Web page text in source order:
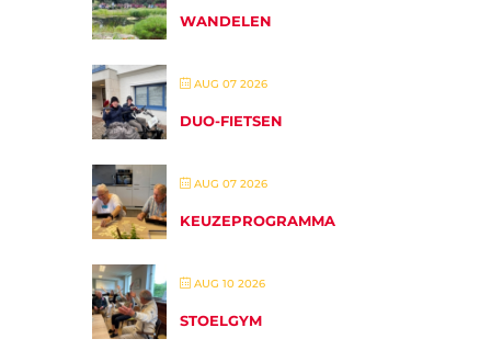
WANDELEN
AUG 07 2026
DUO-FIETSEN
AUG 07 2026
KEUZEPROGRAMMA
AUG 10 2026
STOELGYM